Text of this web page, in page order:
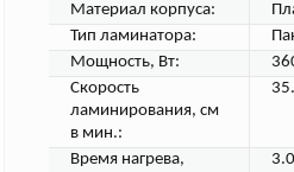
Материал корпуса:
Тип ламинатора:
Мощность, Вт:
Скорость
ламинирования, см
в мин.:
Время нагрева,
3.0